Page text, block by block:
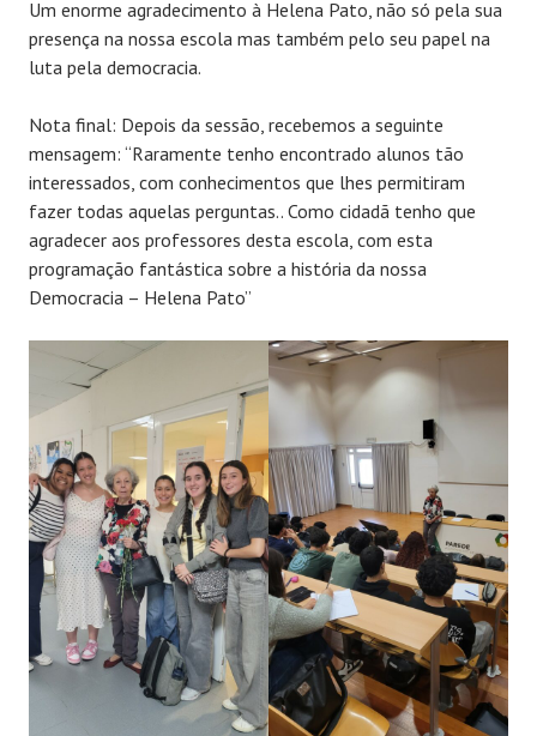
Um enorme agradecimento à Helena Pato, não só pela sua
presença na nossa escola mas também pelo seu papel na
luta pela democracia.
Nota final: Depois da sessão, recebemos a seguinte
mensagem: “Raramente tenho encontrado alunos tão
interessados, com conhecimentos que lhes permitiram
fazer todas aquelas perguntas.. Como cidadã tenho que
agradecer aos professores desta escola, com esta
programação fantástica sobre a história da nossa
Democracia – Helena Pato”